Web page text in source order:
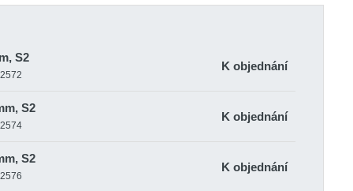
S2
K objednání
S2
K objednání
S2
K objednání